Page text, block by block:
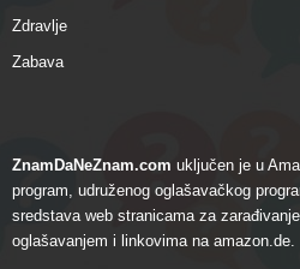
Zdravlje
Zabava
ZnamDaNeZnam.com uključen je u
program, udruženog oglašavačkog
sredstava web stranicama za
oglašavanjem i linkovima na amazon.de.